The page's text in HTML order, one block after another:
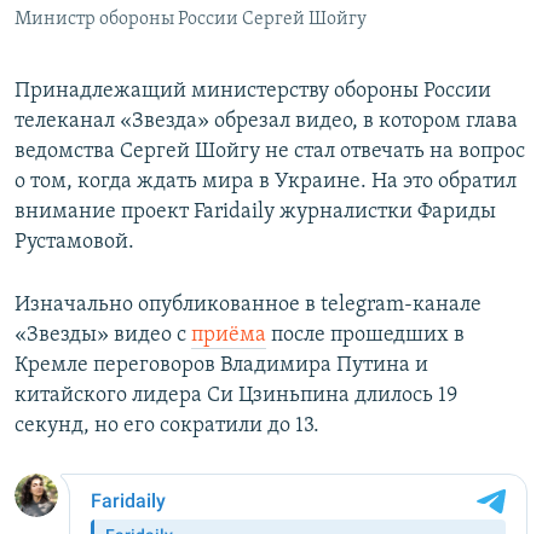
Министр обороны России Сергей Шойгу
Принадлежащий министерству обороны России
телеканал «Звезда» обрезал видео, в котором глава
ведомства Сергей Шойгу не стал отвечать на вопрос
о том, когда ждать мира в Украине. На это обратил
внимание проект Faridaily журналистки Фариды
Рустамовой.
Изначально опубликованное в telegram-канале
«Звезды» видео с приёма после прошедших в
Кремле переговоров Владимира Путина и
китайского лидера Си Цзиньпина длилось 19
секунд, но его сократили до 13.